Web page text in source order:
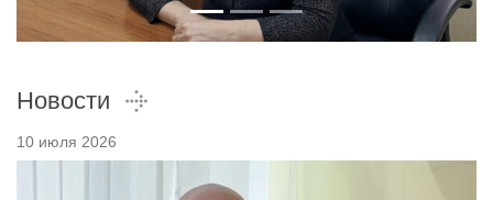
Новости
10 июля 2026